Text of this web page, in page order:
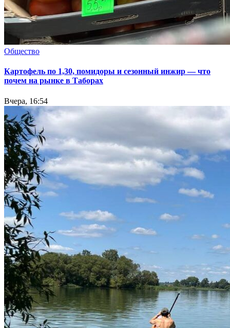
Общество
Картофель по 1,30, помидоры и сезонный инжир — что
почем на рынке в Таборах
Вчера, 16:54